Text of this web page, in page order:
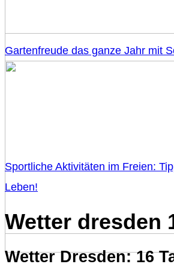
Gartenfreude das ganze Jahr mit
Sportliche Aktivitäten im Freien:
Leben!
Wetter dresden
Wetter Dresden: 16